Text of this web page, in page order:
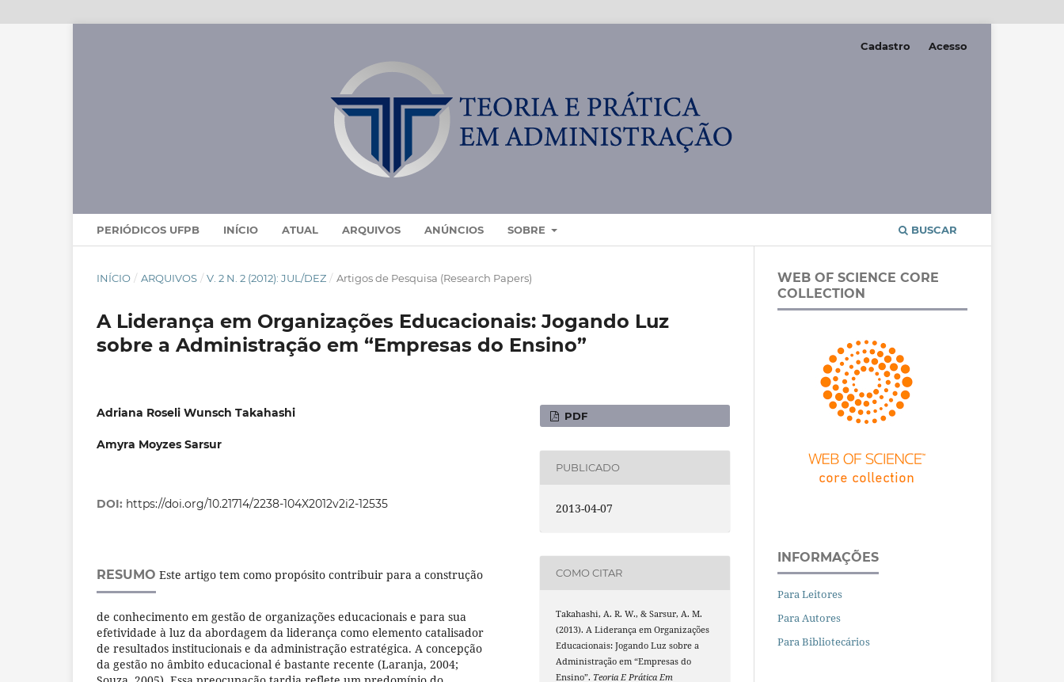
PERIÓDICOS UFPB INÍCIO ATUAL ARQUIVOS ANÚNCIOS SOBRE BUSCAR
Cadastro Acesso
INÍCIO / ARQUIVOS / V. 2 N. 2 (2012): JUL/DEZ / Artigos de Pesquisa (Research Papers)
A Liderança em Organizações Educacionais: Jogando Luz
sobre a Administração em “Empresas do Ensino”
Adriana Roseli Wunsch Takahashi
Amyra Moyzes Sarsur
DOI: https://doi.org/10.21714/2238-104X2012v2i2-12535
RESUMO Este artigo tem como propósito contribuir para a construção
de conhecimento em gestão de organizações educacionais e para sua
efetividade à luz da abordagem da liderança como elemento catalisador
de resultados institucionais e da administração estratégica. A concepção
da gestão no âmbito educacional é bastante recente (Laranja, 2004;
PDF
PUBLICADO
2013-04-07
COMO CITAR
Takahashi, A. R. W., & Sarsur, A. M.
(2013). A Liderança em Organizações
Educacionais: Jogando Luz sobre a
Administração em “Empresas do
Ensino”. Teoria E Prática Em
WEB OF SCIENCE CORE
COLLECTION
INFORMAÇÕES
Para Leitores
Para Autores
Para Bibliotecários